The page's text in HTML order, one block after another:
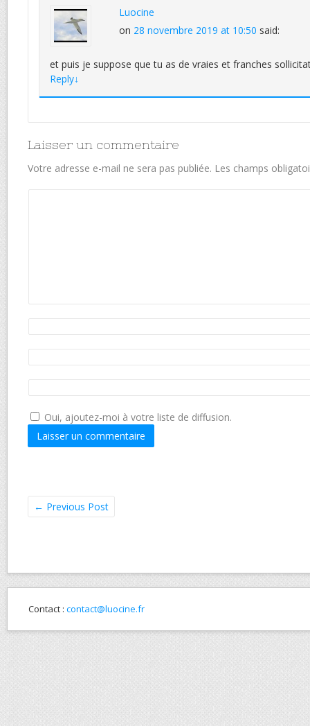
Luocine
on 28 novembre 2019 at 10:50 said:
et puis je suppose que tu as de vraies et franches
Reply↓
Laisser un commentaire
Votre adresse e-mail ne sera pas publiée. Les champs
Oui, ajoutez-moi à votre liste de diffusion.
← Previous Post
Contact : contact@luocine.fr